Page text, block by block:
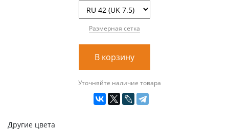
Размерная сетка
В корзину
Уточняйте наличие товара
Другие цвета